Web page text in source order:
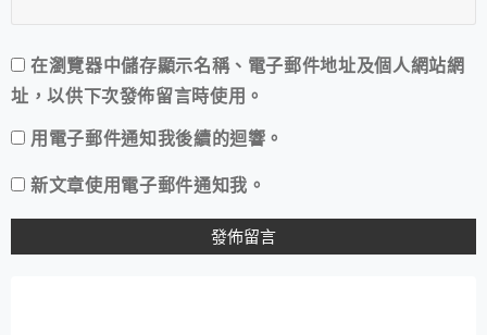
在瀏覽器中儲存顯示名稱、電子郵件地址及個人網站網
址，以供下次發佈留言時使用。
用電子郵件通知我後續的迴響。
新文章使用電子郵件通知我。